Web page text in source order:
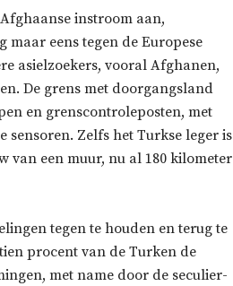
instroom aan,
maar eens tegen de Europese
asielzoekers, vooral Afghanen,
De grens met doorgangsland
en grenscontroleposten, met
sensoren. Zelfs het Turkse leger is
van een muur, nu al 180 kilometer
tegen te houden en terug te
procent van de Turken de
met name door de seculier-